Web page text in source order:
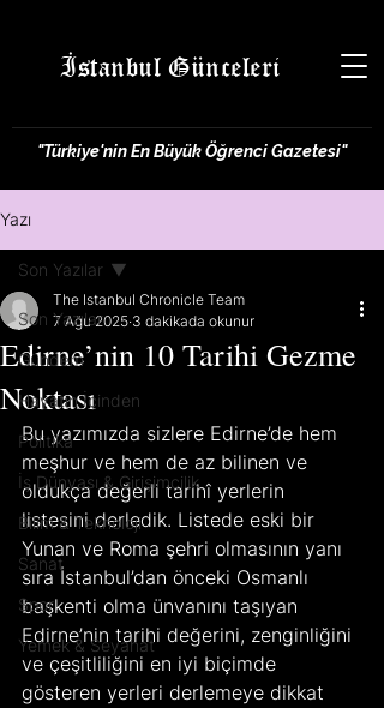
İstanbul Günceleri
"Türkiye'nin En Büyük Öğrenci Gazetesi"
Yazı
Son Yazılar
Gündem
Hayatın İçinden
Politika
İş Dünyası & Girişimcilik
Bilim & Teknoloji
Sanat
Spor
Yemek & Seyahat
Son Yazılar
Edirne’nin 10 Tarihi Gezme
Noktası
The Istanbul Chronicle Team
7 Ağu 2025 3 dakikada okunur
Bu yazımızda sizlere Edirne’de hem
meşhur ve hem de az bilinen ve
oldukça değerli tarihî yerlerin
listesini derledik. Listede eski bir
Yunan ve Roma şehri olmasının yanı
sıra İstanbul’dan önceki Osmanlı
başkenti olma ünvanını taşıyan
Edirne’nin tarihi değerini, zenginliğini
ve çeşitliliğini en iyi biçimde
gösteren yerleri derlemeye dikkat